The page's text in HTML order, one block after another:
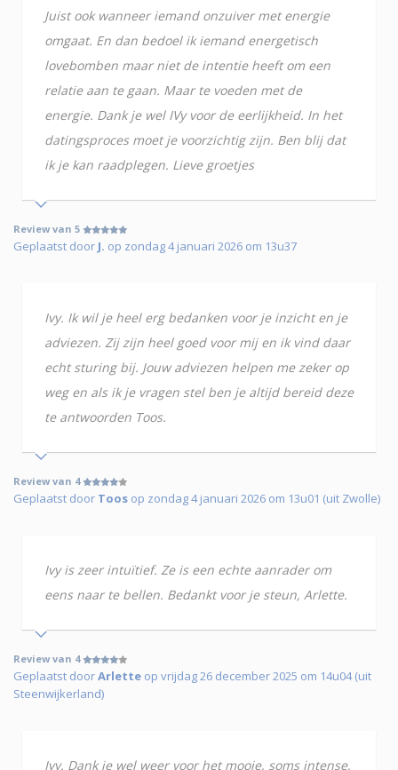
Juist ook wanneer iemand onzuiver met energie
omgaat. En dan bedoel ik iemand energetisch
lovebomben maar niet de intentie heeft om een
relatie aan te gaan. Maar te voeden met de
energie. Dank je wel IVy voor de eerlijkheid. In het
datingsproces moet je voorzichtig zijn. Ben blij dat
ik je kan raadplegen. Lieve groetjes
Review van 5
Geplaatst door J. op zondag 4 januari 2026 om 13u37
Ivy. Ik wil je heel erg bedanken voor je inzicht en je
adviezen. Zij zijn heel goed voor mij en ik vind daar
echt sturing bij. Jouw adviezen helpen me zeker op
weg en als ik je vragen stel ben je altijd bereid deze
te antwoorden Toos.
Review van 4
Geplaatst door Toos op zondag 4 januari 2026 om 13u01 (uit Zwolle)
Ivy is zeer intuïtief. Ze is een echte aanrader om
eens naar te bellen. Bedankt voor je steun, Arlette.
Review van 4
Geplaatst doorArlette op vrijdag 26 december 2025 om 14u04 (uit
Steenwijkerland)
Ivy. Dank je wel weer voor het mooie, soms intense,